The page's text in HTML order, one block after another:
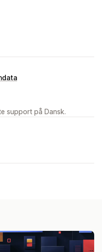
support på Dansk.